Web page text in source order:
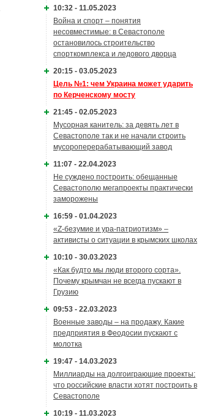
10:32 - 11.05.2023
Война и спорт – понятия
несовместимые: в Севастополе
остановилось строительство
спорткомплекса и ледового дворца
20:15 - 03.05.2023
Цель №1: чем Украина может ударить
по Керченскому мосту
21:45 - 02.05.2023
Мусорная канитель: за девять лет в
Севастополе так и не начали строить
мусороперерабатывающий завод
11:07 - 22.04.2023
Не суждено построить: обещанные
Севастополю мегапроекты практически
заморожены
16:59 - 01.04.2023
«Z-безумие и ура-патриотизм» –
активисты о ситуации в крымских школах
10:10 - 30.03.2023
«Как будто мы люди второго сорта».
Почему крымчан не всегда пускают в
Грузию
09:53 - 22.03.2023
Военные заводы – на продажу. Какие
предприятия в Феодосии пускают с
молотка
19:47 - 14.03.2023
Миллиарды на долгоиграющие проекты:
что российские власти хотят построить в
Севастополе
10:19 - 11.03.2023